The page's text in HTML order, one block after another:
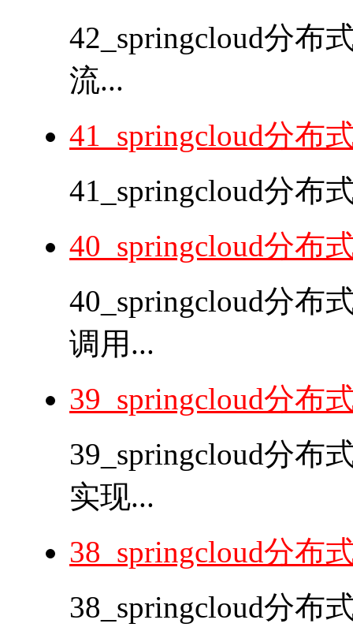
42_springcloud分布
流...
41_springcloud分布
41_springcloud分布
40_springcloud分布
40_springcloud分布
调用...
39_springcloud分布
39_springcloud分布
实现...
38_springcloud分布
38_springcloud分布